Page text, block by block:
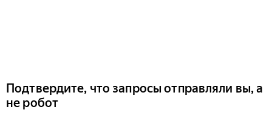
Подтвердите, что запросы отправляли вы, а
не робот